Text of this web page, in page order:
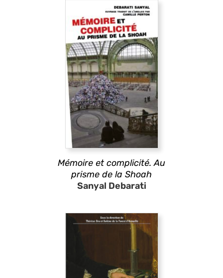
Mémoire et complicité. Au
prisme de la Shoah
Sanyal Debarati